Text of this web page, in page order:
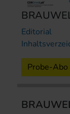
Editorial
Probe-Abo